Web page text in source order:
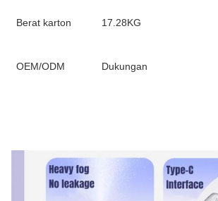
Berat karton 17.28KG
OEM/ODM Dukungan